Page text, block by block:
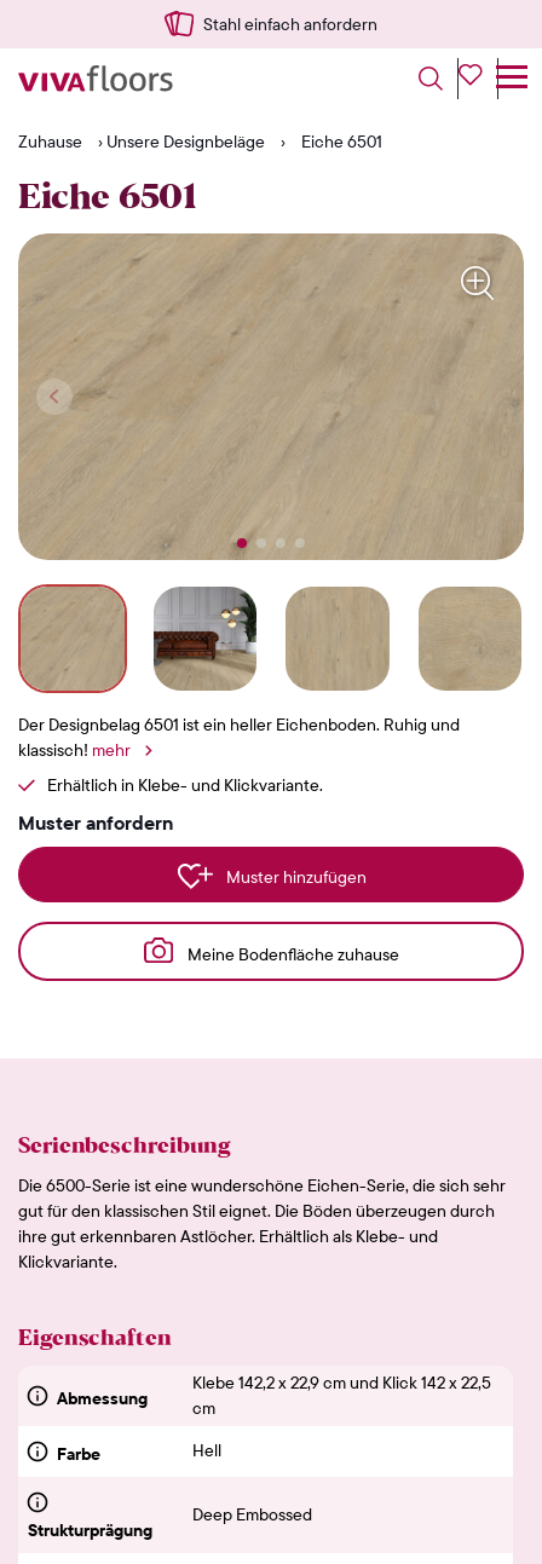
Stahl einfach anfordern
Zuhause › Unsere Designbeläge › Eiche 6501
Eiche 6501
Der Designbelag 6501 ist ein heller Eichenboden. Ruhig und
klassisch! mehr
Erhältlich in Klebe- und Klickvariante.
Muster anfordern
Muster hinzufügen
Meine Bodenfläche zuhause
Serienbeschreibung
Die 6500-Serie ist eine wunderschöne Eichen-Serie, die sich sehr
gut für den klassischen Stil eignet. Die Böden überzeugen durch
ihre gut erkennbaren Astlöcher. Erhältlich als Klebe- und
Klickvariante.
Eigenschaften
Abmessung
Klebe 142,2 x 22,9 cm und Klick 142 x 22,5
cm
Farbe Hell
Strukturprägung
Deep Embossed